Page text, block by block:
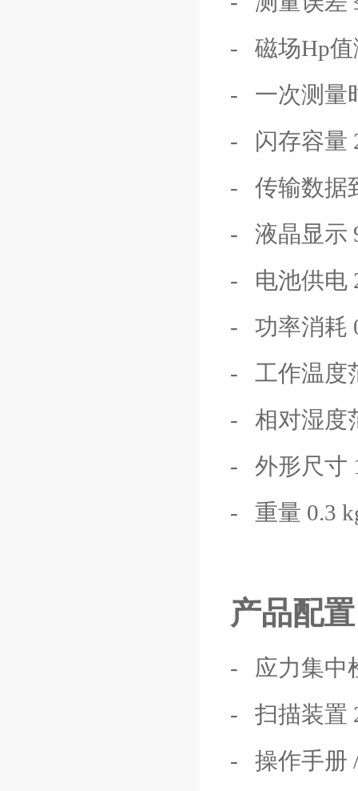
- 磁场Hp值
- 一次测量
- 闪存容量
- 传输数据
- 液晶显示
- 电池供电
- 功率消耗
- 工作温度
- 相对湿度
- 外形尺寸
- 重量 0.3
产品配置
- 应力集中
- 扫描装置
- 操作手册